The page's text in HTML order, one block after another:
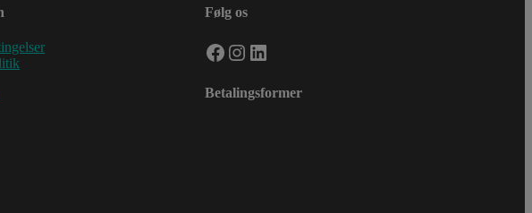
Følg os
Facebook
Instagram
LinkedIn
Betalingsformer